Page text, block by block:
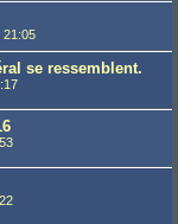
21:05
se ressemblent.